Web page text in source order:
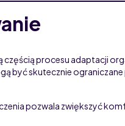
częścią procesu adaptacji
być skutecznie
pozwala zwiększyć